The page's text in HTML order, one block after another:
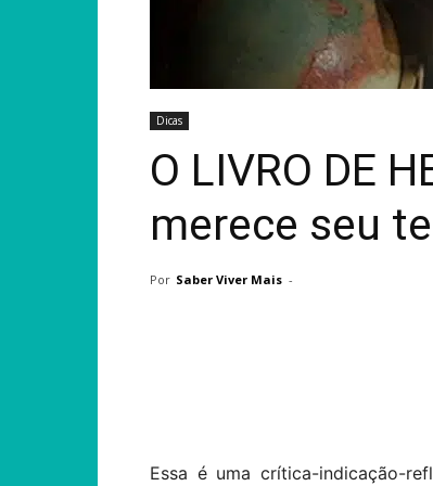
Dicas
O LIVRO DE
merece seu
Por Saber Viver Mais -
Essa é uma crítica-indicação-